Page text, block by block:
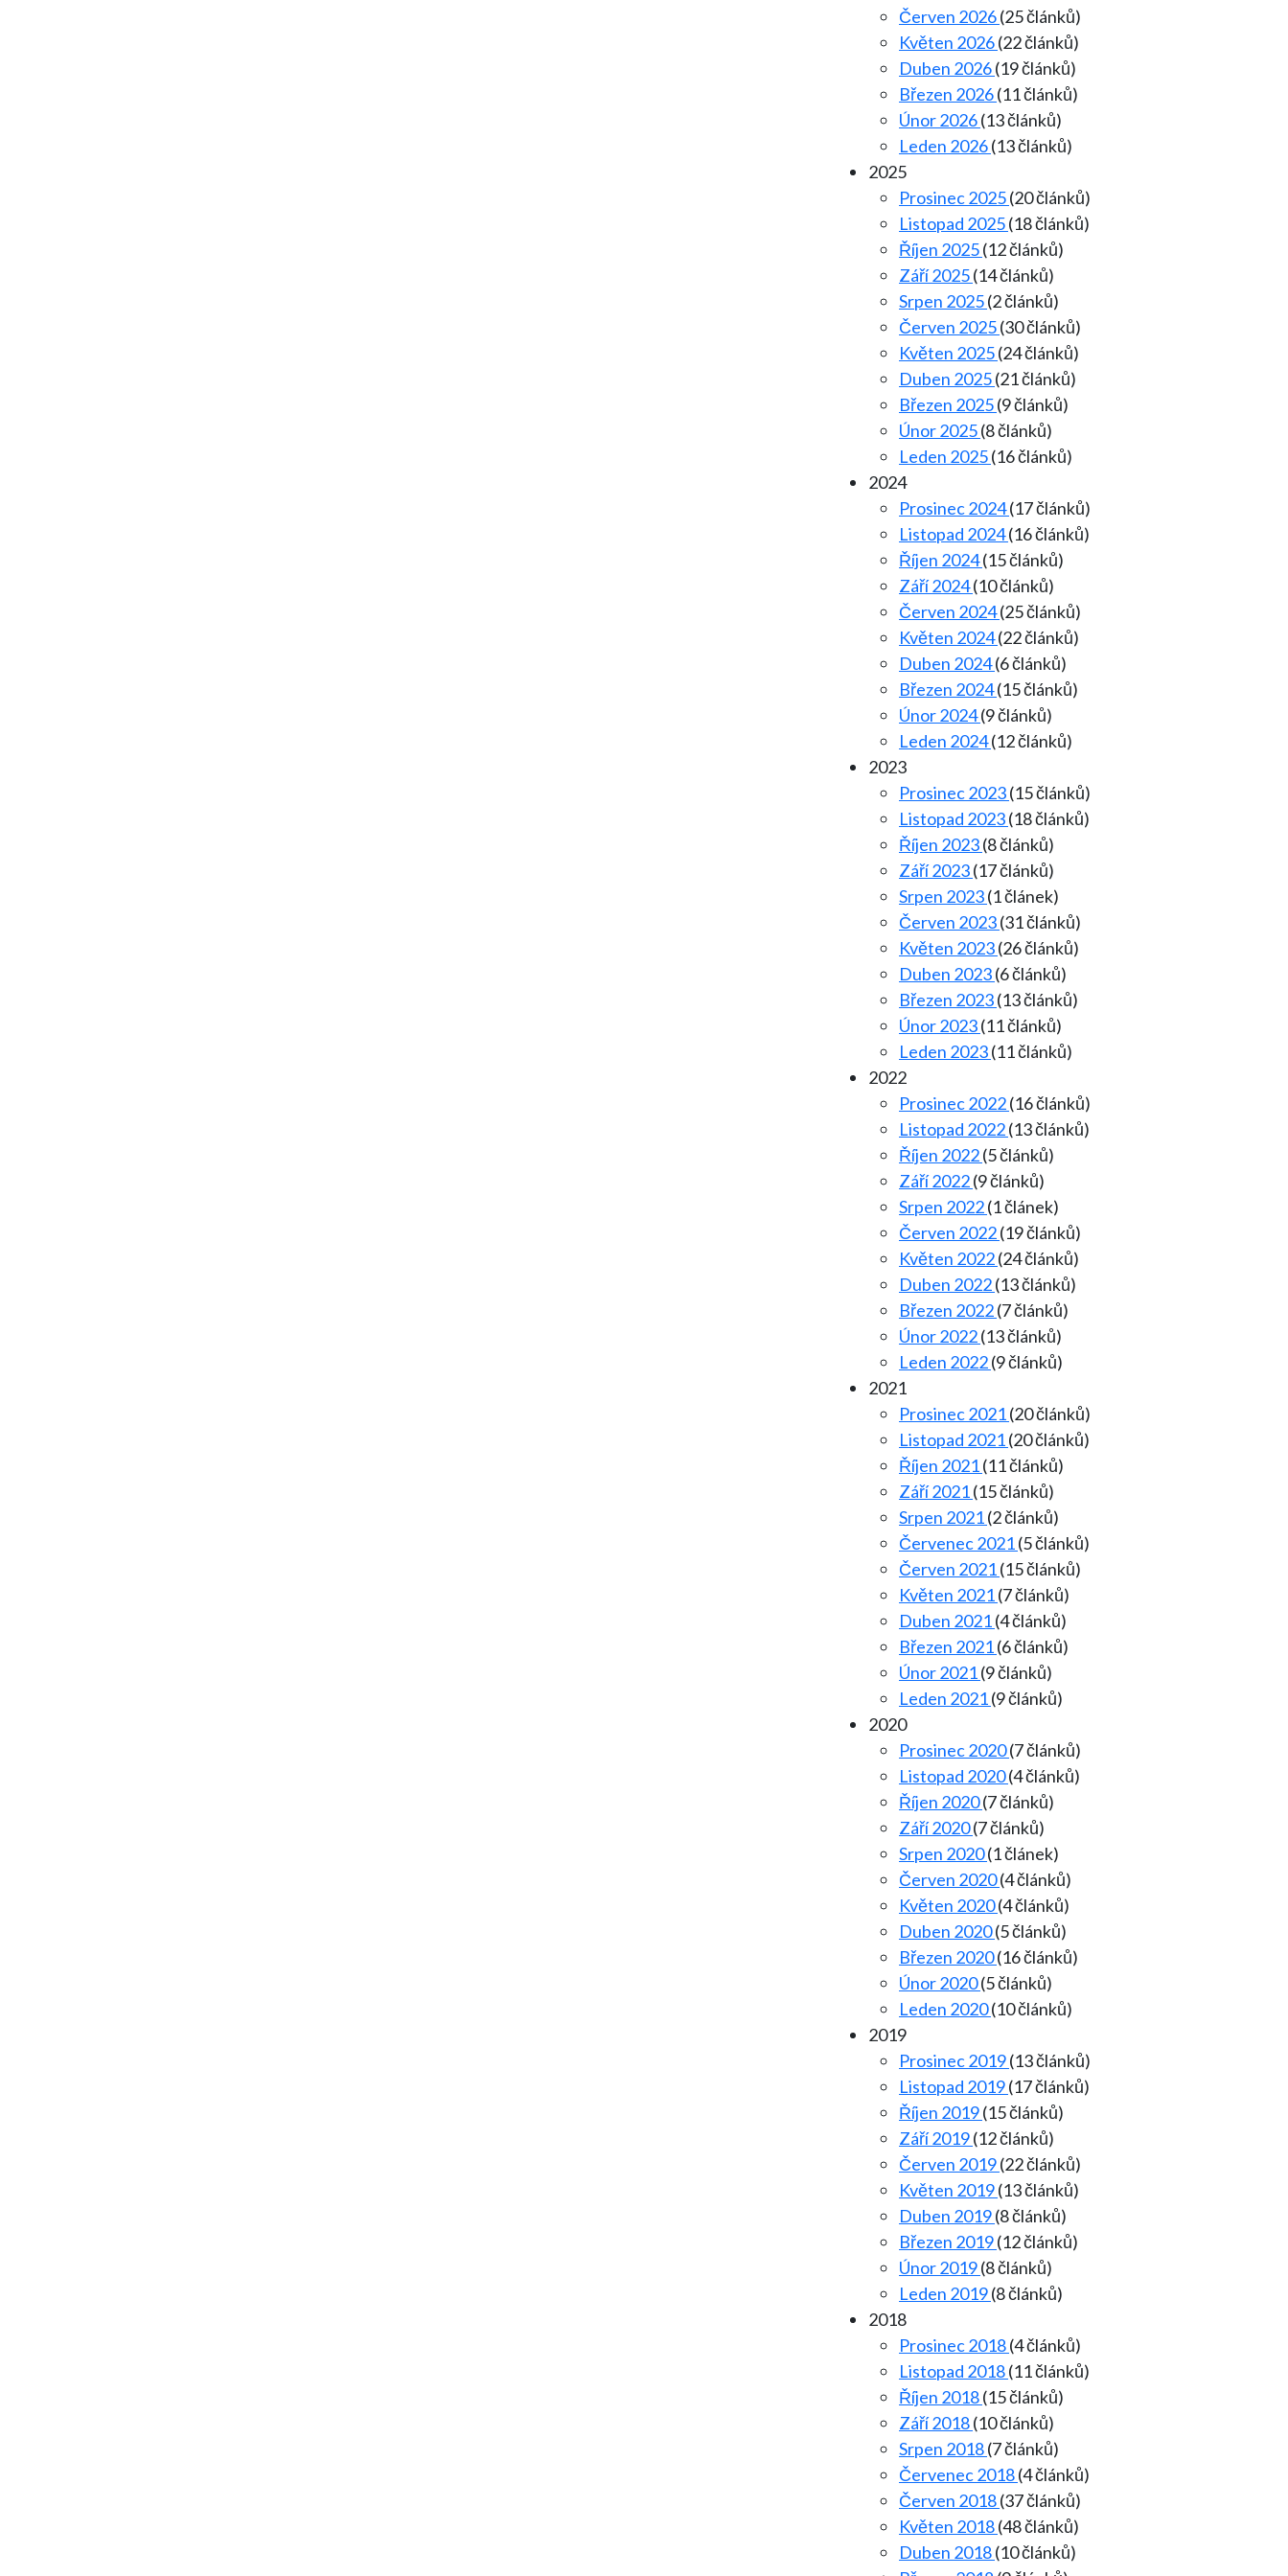
Červen 2026(25 článků)
Květen 2026(22 článků)
Duben 2026(19 článků)
Březen 2026(11 článků)
Únor 2026(13 článků)
Leden 2026(13 článků)
2025
Prosinec 2025(20 článků)
Listopad 2025(18 článků)
Říjen 2025(12 článků)
Září 2025(14 článků)
Srpen 2025(2 článků)
Červen 2025(30 článků)
Květen 2025(24 článků)
Duben 2025(21 článků)
Březen 2025(9 článků)
Únor 2025(8 článků)
Leden 2025(16 článků)
2024
Prosinec 2024(17 článků)
Listopad 2024(16 článků)
Říjen 2024(15 článků)
Září 2024(10 článků)
Červen 2024(25 článků)
Květen 2024(22 článků)
Duben 2024(6 článků)
Březen 2024(15 článků)
Únor 2024(9 článků)
Leden 2024(12 článků)
2023
Prosinec 2023(15 článků)
Listopad 2023(18 článků)
Říjen 2023(8 článků)
Září 2023(17 článků)
Srpen 2023(1 článek)
Červen 2023(31 článků)
Květen 2023(26 článků)
Duben 2023(6 článků)
Březen 2023(13 článků)
Únor 2023(11 článků)
Leden 2023(11 článků)
2022
Prosinec 2022(16 článků)
Listopad 2022(13 článků)
Říjen 2022(5 článků)
Září 2022(9 článků)
Srpen 2022(1 článek)
Červen 2022(19 článků)
Květen 2022(24 článků)
Duben 2022(13 článků)
Březen 2022(7 článků)
Únor 2022(13 článků)
Leden 2022(9 článků)
2021
Prosinec 2021(20 článků)
Listopad 2021(20 článků)
Říjen 2021(11 článků)
Září 2021(15 článků)
Srpen 2021(2 článků)
Červenec 2021(5 článků)
Červen 2021(15 článků)
Květen 2021(7 článků)
Duben 2021(4 článků)
Březen 2021(6 článků)
Únor 2021(9 článků)
Leden 2021(9 článků)
2020
Prosinec 2020(7 článků)
Listopad 2020(4 článků)
Říjen 2020(7 článků)
Září 2020(7 článků)
Srpen 2020(1 článek)
Červen 2020(4 článků)
Květen 2020(4 článků)
Duben 2020(5 článků)
Březen 2020(16 článků)
Únor 2020(5 článků)
Leden 2020(10 článků)
2019
Prosinec 2019(13 článků)
Listopad 2019(17 článků)
Říjen 2019(15 článků)
Září 2019(12 článků)
Červen 2019(22 článků)
Květen 2019(13 článků)
Duben 2019(8 článků)
Březen 2019(12 článků)
Únor 2019(8 článků)
Leden 2019(8 článků)
2018
Prosinec 2018(4 článků)
Listopad 2018(11 článků)
Říjen 2018(15 článků)
Září 2018(10 článků)
Srpen 2018(7 článků)
Červenec 2018(4 článků)
Červen 2018(37 článků)
Květen 2018(48 článků)
Duben 2018(10 článků)